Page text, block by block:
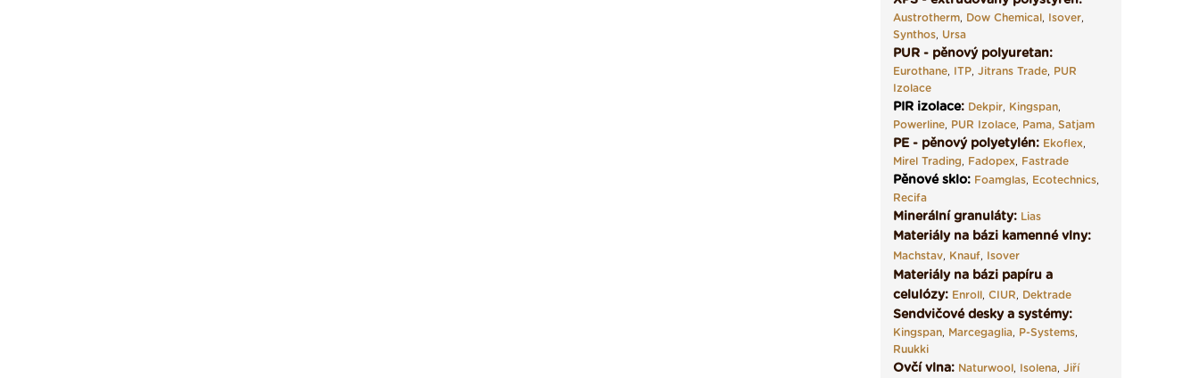
Austrotherm, Dow Chemical, Isover,
Synthos, Ursa
PUR - pěnový polyuretan:
Eurothane, ITP, Jitrans Trade, PUR
Izolace
PIR izolace: Dekpir, Kingspan,
Powerline, PUR Izolace, Pama, Satjam
PE - pěnový polyetylén: Ekoflex,
Mirel Trading, Fadopex, Fastrade
Pěnové sklo: Foamglas, Ecotechnics,
Recifa
Minerální granuláty: Lias
Materiály na bázi kamenné vlny:
Machstav, Knauf, Isover
Materiály na bázi papíru a
celulózy: Enroll, CIUR, Dektrade
Sendvičové desky a systémy:
Kingspan, Marcegaglia, P-Systems,
Ruukki
Ovčí vlna: Naturwool, Isolena, Jiří